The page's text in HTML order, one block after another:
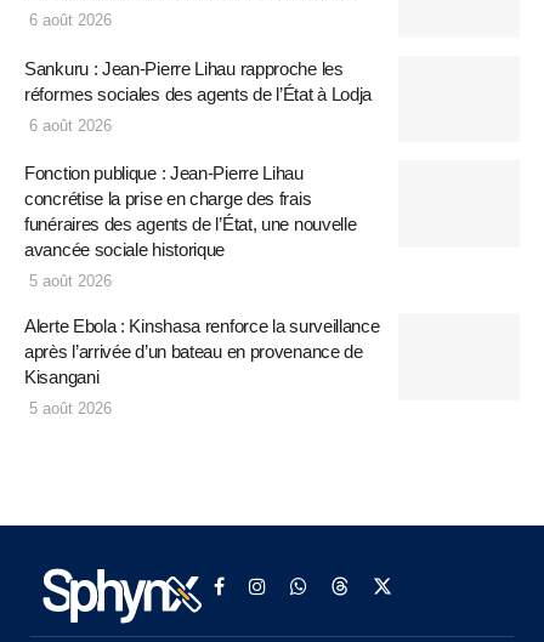
6 août 2026
Sankuru : Jean-Pierre Lihau rapproche les
réformes sociales des agents de l’État à Lodja
6 août 2026
Fonction publique : Jean-Pierre Lihau
concrétise la prise en charge des frais
funéraires des agents de l’État, une nouvelle
avancée sociale historique
5 août 2026
Alerte Ebola : Kinshasa renforce la surveillance
après l’arrivée d’un bateau en provenance de
Kisangani
5 août 2026